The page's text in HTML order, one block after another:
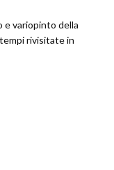
e variopinto della
rivisitate in